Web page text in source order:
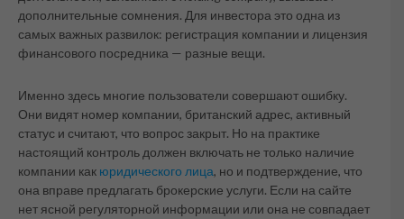
дополнительные сомнения. Для инвестора это одна из
самых важных развилок: регистрация компании и лицензия
финансового посредника — разные вещи.
Именно здесь многие пользователи совершают ошибку.
Они видят номер компании, британский адрес, активный
статус и считают, что вопрос закрыт. Но на практике
настоящий контроль должен включать не только наличие
компании как юридического лица, но и подтверждение, что
она вправе предлагать брокерские услуги. Если на сайте
нет ясной регуляторной информации или она не совпадает